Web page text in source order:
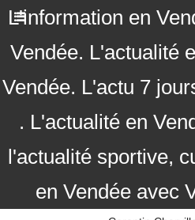
L'information en
Vendée. L'actualité
Vendée. L'actu 7
. L'actualité en
l'actualité sportive,
en Vendée avec